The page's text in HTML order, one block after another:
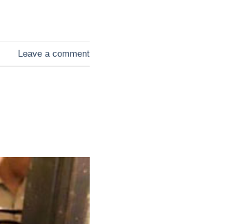
Leave a comment